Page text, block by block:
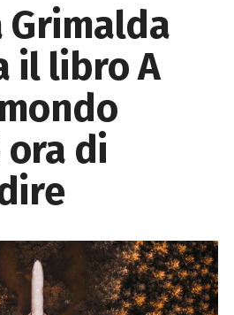
Grimalda
il libro A
ora di